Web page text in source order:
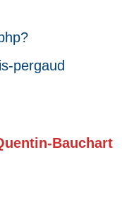
pergaud
Bauchart